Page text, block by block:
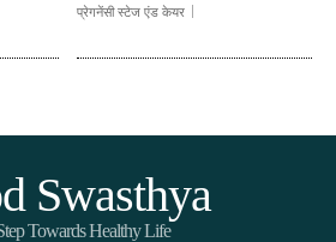
प्रेगनेंसी स्टेज एंड केयर
Swasthya
Towards Healthy Life